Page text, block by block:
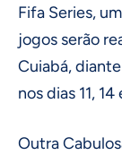
Fifa Series,
jogos serão
Cuiabá,
nos dias 11,
Outra